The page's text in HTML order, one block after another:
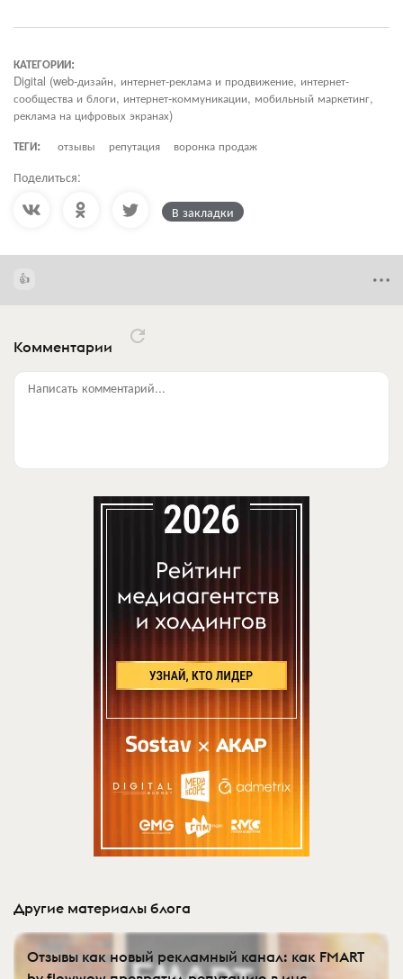
КАТЕГОРИИ:
Digital (web-дизайн, интернет-реклама и продвижение, интернет-
сообщества и блоги, интернет-коммуникации, мобильный маркетинг,
реклама на цифровых экранах)
ТЕГИ:
отзывы репутация воронка продаж
Поделиться:
В закладки
Комментарии
Написать комментарий...
Другие материалы блога
Отзывы как новый рекламный канал: как FMART